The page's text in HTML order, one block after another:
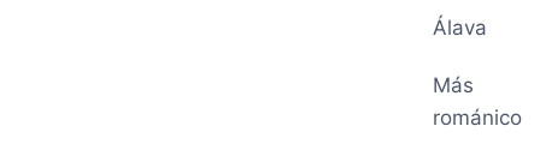
Álava
Más
románico